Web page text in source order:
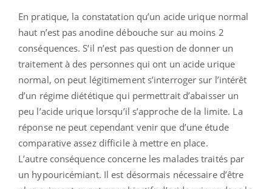
En pratique, la constatation qu’un acide urique normal
haut n’est pas anodine débouche sur au moins 2
conséquences. S’il n’est pas question de donner un
traitement à des personnes qui ont un acide urique
normal, on peut légitimement s’interroger sur l’intérêt
d’un régime diététique qui permettrait d’abaisser un
peu l’acide urique lorsqu’il s’approche de la limite. La
réponse ne peut cependant venir que d’une étude
comparative assez difficile à mettre en place.
L’autre conséquence concerne les malades traités par
un hypouricémiant. Il est désormais nécessaire d’être